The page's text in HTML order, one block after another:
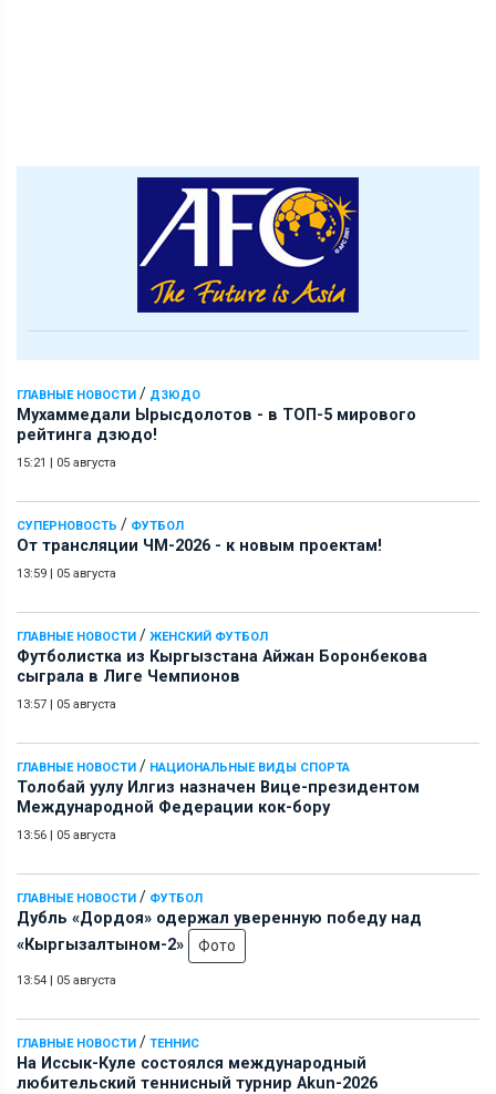
ГЛАВНЫЕ НОВОСТИ / ДЗЮДО
Мухаммедали Ырысдолотов - в ТОП-5 мирового
рейтинга дзюдо!
15:21 | 05 августа
СУПЕРНОВОСТЬ / ФУТБОЛ
От трансляции ЧМ-2026 - к новым проектам!
13:59 | 05 августа
ГЛАВНЫЕ НОВОСТИ / ЖЕНСКИЙ ФУТБОЛ
Футболистка из Кыргызстана Айжан Боронбекова
сыграла в Лиге Чемпионов
13:57 | 05 августа
ГЛАВНЫЕ НОВОСТИ / НАЦИОНАЛЬНЫЕ ВИДЫ СПОРТА
Толобай уулу Илгиз назначен Вице-президентом
Международной Федерации кок-бору
13:56 | 05 августа
ГЛАВНЫЕ НОВОСТИ / ФУТБОЛ
Дубль «Дордоя» одержал уверенную победу над
«Кыргызалтыном-2»
Фото
13:54 | 05 августа
ГЛАВНЫЕ НОВОСТИ / ТЕННИС
На Иссык-Куле состоялся международный
любительский теннисный турнир Akun-2026